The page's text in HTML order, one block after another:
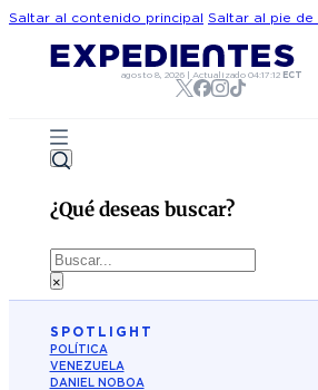
Saltar al contenido principal Saltar al pie de
agosto 8, 2026| Actualizado 04:17:12 ECT
¿Qué deseas buscar?
Buscar
×
SPOTLIGHT
POLÍTICA
VENEZUELA
DANIEL NOBOA